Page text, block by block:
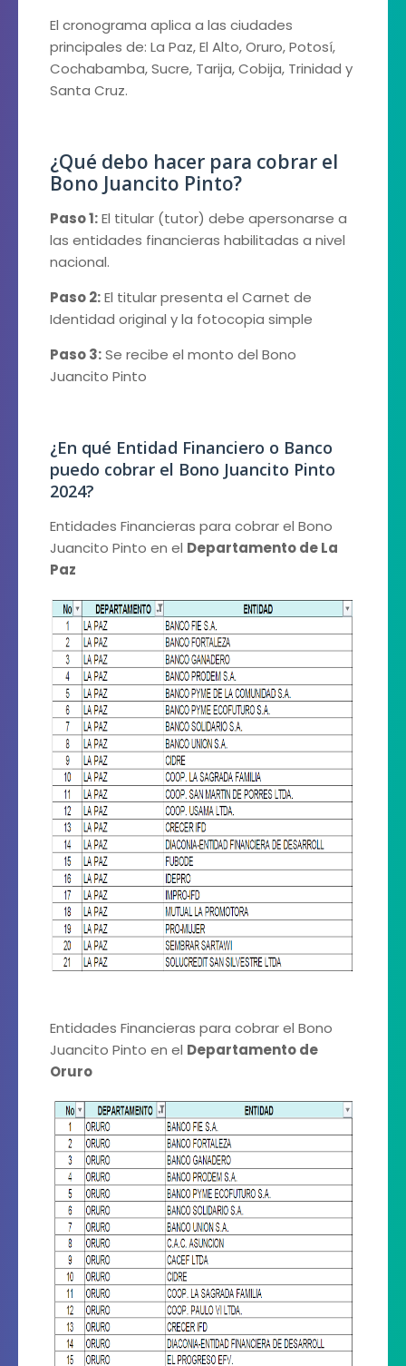
El cronograma aplica a las ciudades
principales de: La Paz, El Alto, Oruro, Potosí,
Cochabamba, Sucre, Tarija, Cobija, Trinidad y
Santa Cruz.
¿Qué debo hacer para cobrar el
Bono Juancito Pinto?
Paso 1:El titular (tutor) debe apersonarse a
las entidades financieras habilitadas a nivel
nacional.
Paso 2:El titular presenta el Carnet de
Identidad original y la fotocopia simple
Paso 3:Se recibe el monto del Bono
Juancito Pinto
¿En qué Entidad Financiero o Banco
puedo cobrar el Bono Juancito Pinto
2024?
Entidades Financieras para cobrar el Bono
Juancito Pinto en el Departamento de La
Paz
Entidades Financieras para cobrar el Bono
Juancito Pinto en el Departamento de
Oruro